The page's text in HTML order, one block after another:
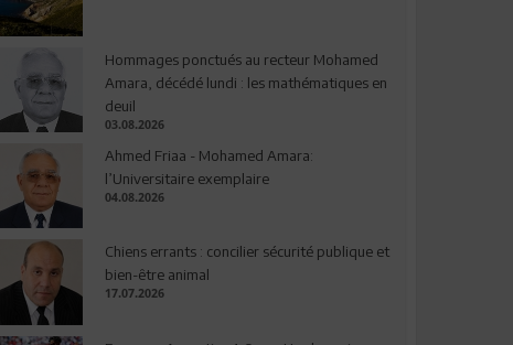
Hommages ponctués au recteur Mohamed
Amara, décédé lundi : les mathématiques en
deuil
03.08.2026
Ahmed Friaa - Mohamed Amara:
l’Universitaire exemplaire
04.08.2026
Chiens errants : concilier sécurité publique et
bien-être animal
17.07.2026